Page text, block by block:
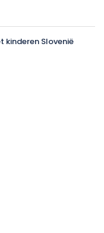
kinderen Slovenië